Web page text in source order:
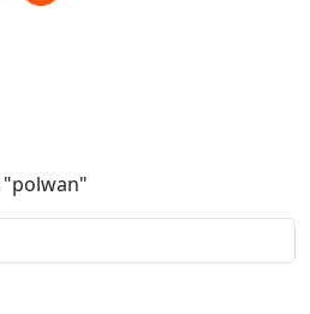
"polwan"